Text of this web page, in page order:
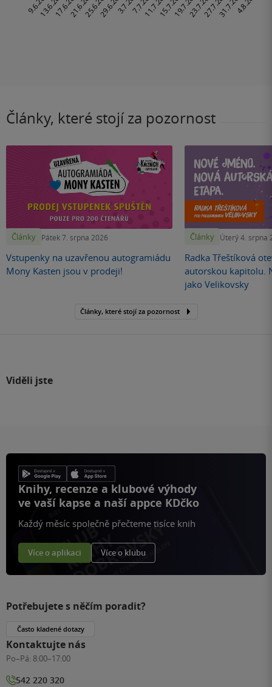
Články, které stojí za pozornost
Články Pátek 7. srpna 2026
Vstupenky na uzavřenou autogramiádu
Mony Kasten jsou v prodeji!
Články Úterý 4. srpna
Radka Třeštíková
autorskou kapitolu.
jako Velikovsky
Články, které stojí za pozornost
Viděli jste
Knihy, recenze a klubové výhody
ve vaší kapse a naší appce KDčko
Každý měsíc společně přečteme tisíce knih
Více o aplikaci Více o klubu
Potřebujete s něčím poradit?
Často kladené dotazy
Kontaktujte nás
Po–Pá: 8:00–17:00
542 220 320